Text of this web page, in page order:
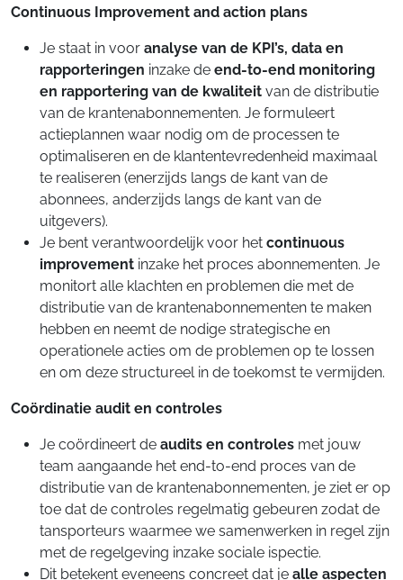
Continuous Improvement and action plans
Je staat in voor analyse van de KPI’s, data en
rapporteringen inzake de end-to-end monitoring
en rapportering van de kwaliteit van de distributie
van de krantenabonnementen. Je formuleert
actieplannen waar nodig om de processen te
optimaliseren en de klantentevredenheid maximaal
te realiseren (enerzijds langs de kant van de
abonnees, anderzijds langs de kant van de
uitgevers).
Je bent verantwoordelijk voor het continuous
improvement inzake het proces abonnementen. Je
monitort alle klachten en problemen die met de
distributie van de krantenabonnementen te maken
hebben en neemt de nodige strategische en
operationele acties om de problemen op te lossen
en om deze structureel in de toekomst te vermijden.
Coördinatie audit en controles
Je coördineert de audits en controles met jouw
team aangaande het end-to-end proces van de
distributie van de krantenabonnementen, je ziet er op
toe dat de controles regelmatig gebeuren zodat de
tansporteurs waarmee we samenwerken in regel zijn
met de regelgeving inzake sociale ispectie.
Dit betekent eveneens concreet dat je alle aspecten